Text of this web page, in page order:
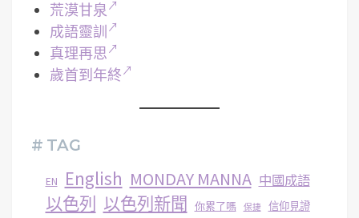
荒漠甘泉
成語靈訓
真理再思
歲首到年終
# TAG
EN English MONDAY MANNA 中國成語
以色列 以色列新聞 你累了嗎 保捷 信仰見證